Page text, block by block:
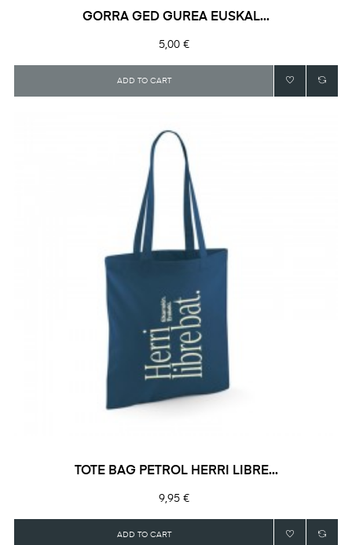
GORRA GED GUREA EUSKAL...
Precio
5,00 €
ADD TO CART
TOTE BAG PETROL HERRI LIBRE...
Precio
9,95 €
ADD TO CART